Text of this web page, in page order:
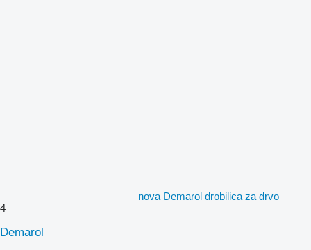
nova Demarol drobilica za drvo
4
Demarol